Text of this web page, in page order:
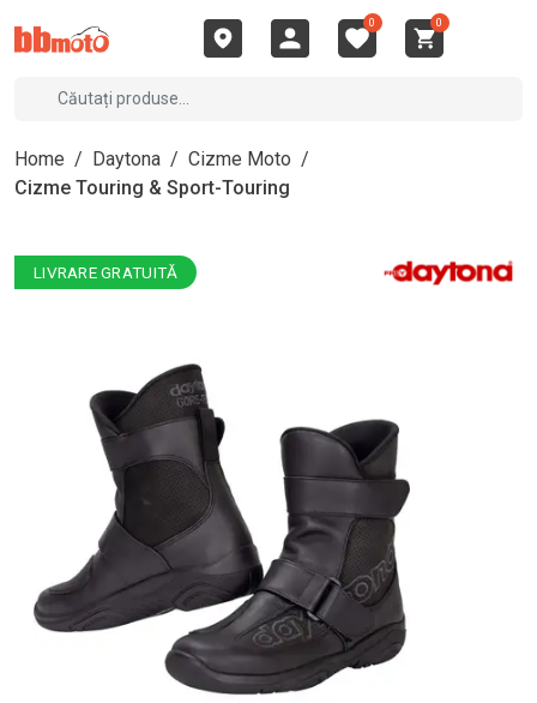
0 0
Home / Daytona / Cizme Moto /
Cizme Touring & Sport-Touring
LIVRARE GRATUITĂ